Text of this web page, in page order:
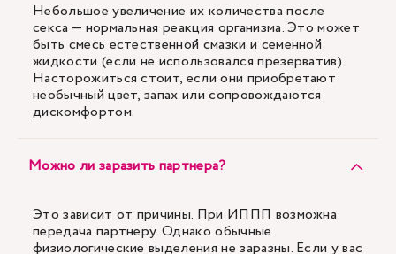
Небольшое увеличение их количества после
секса — нормальная реакция организма. Это может
быть смесь естественной смазки и семенной
жидкости (если не использовался презерватив).
Насторожиться стоит, если они приобретают
необычный цвет, запах или сопровождаются
дискомфортом.
Можно ли заразить партнера?
Это зависит от причины. При ИППП возможна
передача партнеру. Однако обычные
физиологические выделения не заразны. Если у вас